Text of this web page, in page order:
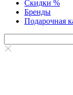
Скидки %
Бренды
Подарочная